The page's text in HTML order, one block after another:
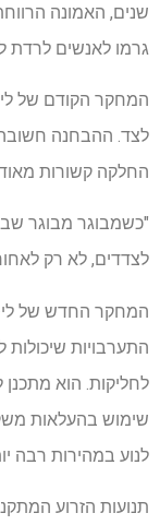
שנים, האמונה
גרמו לאנשים לרדת
המחקר הקודם של
לצד. ההבחנה חשובה
החלקה קשורות
"כשמבוגר מבוגר
לצדדים, לא רק
המחקר החדש של
התערבויות
לחליקות. הוא מתכנן
שימוש בהעלאות
לנוע במהירות רבה
תנועות הזרוע